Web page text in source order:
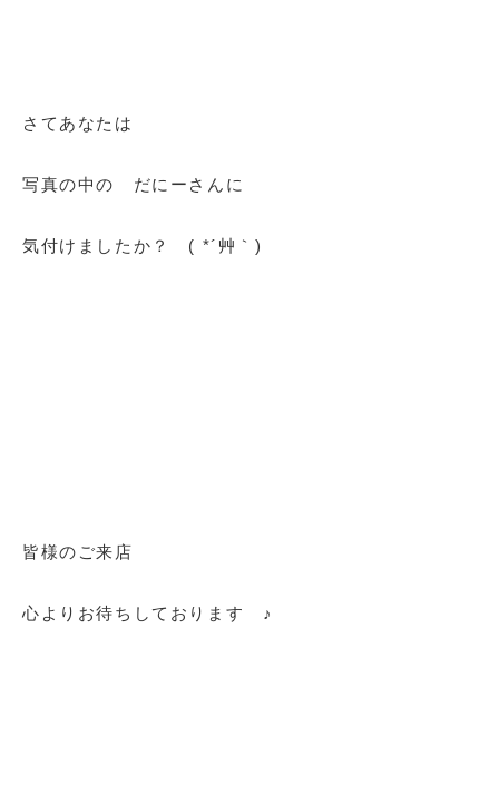
さてあなたは
写真の中の だにーさんに
気付けましたか？ ( *´艸｀)
皆様のご来店
心よりお待ちしております ♪